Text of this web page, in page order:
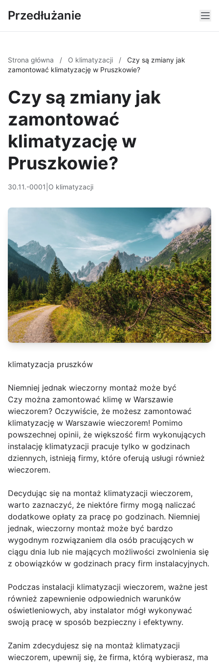
Przedłużanie
Strona główna / O klimatyzacji /
Czy są zmiany jak
zamontować klimatyzację w Pruszkowie?
Czy są zmiany jak
zamontować
klimatyzację w
Pruszkowie?
30.11.-0001 O klimatyzacji
klimatyzacja pruszków
Niemniej jednak wieczorny montaż może być
Czy można zamontować klimę w Warszawie
wieczorem? Oczywiście, że możesz zamontować
klimatyzację w Warszawie wieczorem! Pomimo
powszechnej opinii, że większość firm wykonujących
instalację klimatyzacji pracuje tylko w godzinach
dziennych, istnieją firmy, które oferują usługi również
wieczorem.
Decydując się na montaż klimatyzacji wieczorem,
warto zaznaczyć, że niektóre firmy mogą naliczać
dodatkowe opłaty za pracę po godzinach. Niemniej
jednak, wieczorny montaż może być bardzo
wygodnym rozwiązaniem dla osób pracujących w
ciągu dnia lub nie mających możliwości zwolnienia się
z obowiązków w godzinach pracy firm instalacyjnych.
Podczas instalacji klimatyzacji wieczorem, ważne jest
również zapewnienie odpowiednich warunków
oświetleniowych, aby instalator mógł wykonywać
swoją pracę w sposób bezpieczny i efektywny.
Zanim zdecydujesz się na montaż klimatyzacji
wieczorem, upewnij się, że firma, którą wybierasz, ma